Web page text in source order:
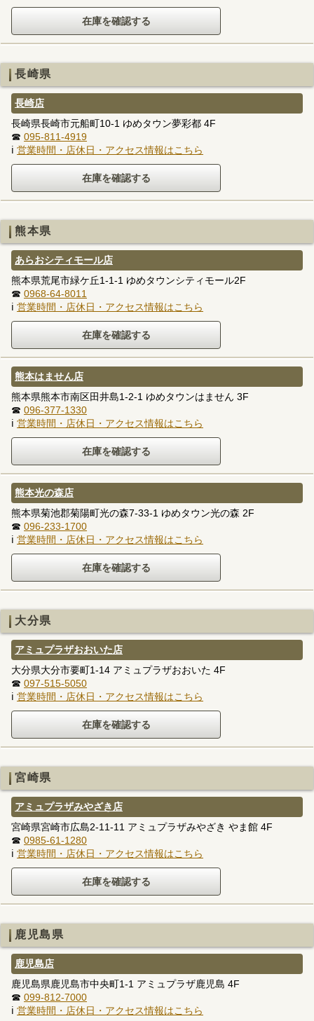
長崎県
長崎店
長崎県長崎市元船町10-1 ゆめタウン夢彩都 4F
☎ 095-811-4919
ℹ 営業時間・店休日・アクセス情報はこちら
熊本県
あらおシティモール店
熊本県荒尾市緑ケ丘1-1-1 ゆめタウンシティモール2F
☎ 0968-64-8011
ℹ 営業時間・店休日・アクセス情報はこちら
熊本はません店
熊本県熊本市南区田井島1-2-1 ゆめタウンはません 3F
☎ 096-377-1330
ℹ 営業時間・店休日・アクセス情報はこちら
熊本光の森店
熊本県菊池郡菊陽町光の森7-33-1 ゆめタウン光の森 2F
☎ 096-233-1700
ℹ 営業時間・店休日・アクセス情報はこちら
大分県
アミュプラザおおいた店
大分県大分市要町1-14 アミュプラザおおいた 4F
☎ 097-515-5050
ℹ 営業時間・店休日・アクセス情報はこちら
宮崎県
アミュプラザみやざき店
宮崎県宮崎市広島2-11-11 アミュプラザみやざき やま館 4F
☎ 0985-61-1280
ℹ 営業時間・店休日・アクセス情報はこちら
鹿児島県
鹿児島店
鹿児島県鹿児島市中央町1-1 アミュプラザ鹿児島 4F
☎ 099-812-7000
ℹ 営業時間・店休日・アクセス情報はこちら